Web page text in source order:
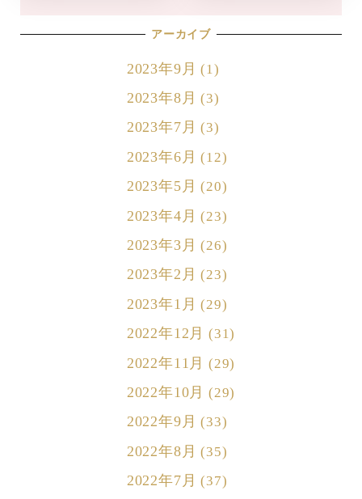
アーカイブ
2023年9月 (1)
2023年8月 (3)
2023年7月 (3)
2023年6月 (12)
2023年5月 (20)
2023年4月 (23)
2023年3月 (26)
2023年2月 (23)
2023年1月 (29)
2022年12月 (31)
2022年11月 (29)
2022年10月 (29)
2022年9月 (33)
2022年8月 (35)
2022年7月 (37)